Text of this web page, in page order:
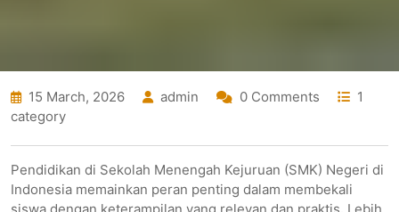
15 March, 2026 admin 0 Comments
1
category
Pendidikan di Sekolah Menengah Kejuruan (SMK) Negeri di
Indonesia memainkan peran penting dalam membekali